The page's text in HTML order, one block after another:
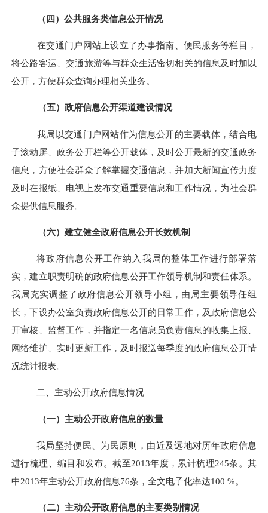
（四）公共服务类信息公开情况
在交通门户网站上设立了办事指南、便民服务等栏目，
将公路客运、交通旅游等与群众生活密切相关的信息及时加以
公开，方便群众查询办理相关业务。
（五）政府信息公开渠道建设情况
我局以交通门户网站作为信息公开的主要载体，结合电
子滚动屏、政务公开栏等公开载体，及时公开最新的交通政务
信息，方便社会群众了解掌握交通信息，并加大新闻宣传力度
及时在报纸、电视上发布交通重要信息和工作情况，为社会群
众提供信息服务。
（六）建立健全政府信息公开长效机制
将政府信息公开工作纳入我局的整体工作进行部署落
实，建立职责明确的政府信息公开工作领导机制和责任体系。
我局充实调整了政府信息公开领导小组，由局主要领导任组
长，下设办公室负责政府信息公开的日常工作，及政府信息公
开审核、监督工作，并指定一名信息员负责信息的收集上报、
网络维护、实时更新工作，及时报送每季度的政府信息公开情
况统计报表。
二、主动公开政府信息情况
（一） 主动公开政府信息的数量
我局坚持便民、为民原则，由近及远地对历年政府信息
进行梳理、编目和发布。截至2013年度，累计梳理245条。其
中2013年主动公开政府信息76条，全文电子化率达100 %。
（二）主动公开政府信息的主要类别情况